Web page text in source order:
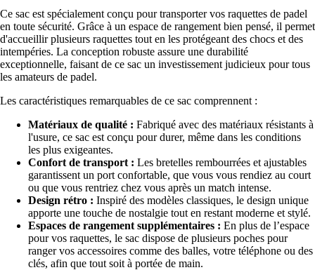
Ce sac est spécialement conçu pour transporter vos raquettes de padel
en toute sécurité. Grâce à un espace de rangement bien pensé, il permet
d'accueillir plusieurs raquettes tout en les protégeant des chocs et des
intempéries. La conception robuste assure une durabilité
exceptionnelle, faisant de ce sac un investissement judicieux pour tous
les amateurs de padel.
Les caractéristiques remarquables de ce sac comprennent :
Matériaux de qualité : Fabriqué avec des matériaux résistants à
l'usure, ce sac est conçu pour durer, même dans les conditions
les plus exigeantes.
Confort de transport : Les bretelles rembourrées et ajustables
garantissent un port confortable, que vous vous rendiez au court
ou que vous rentriez chez vous après un match intense.
Design rétro : Inspiré des modèles classiques, le design unique
apporte une touche de nostalgie tout en restant moderne et stylé.
Espaces de rangement supplémentaires : En plus de l’espace
pour vos raquettes, le sac dispose de plusieurs poches pour
ranger vos accessoires comme des balles, votre téléphone ou des
clés, afin que tout soit à portée de main.